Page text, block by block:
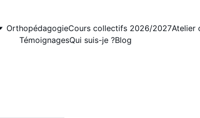
OrthopédagogieCours collectifs 2026/2027Atelier
TémoignagesQui suis-je ?Blog